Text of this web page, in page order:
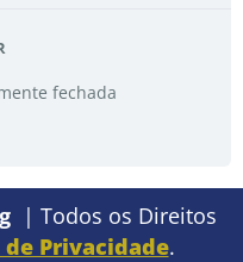
fechada
| Todos os Direitos
Privacidade.